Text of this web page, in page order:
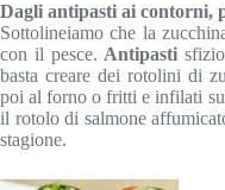
Dagli antipasti ai contorni,
Sottolineiamo che la
con il pesce. Antipasti
basta creare dei rotolini di
poi al forno o fritti e infilati
il rotolo di salmone
stagione.